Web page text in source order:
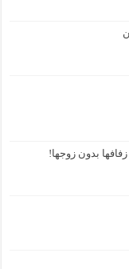
بدون زوجها!